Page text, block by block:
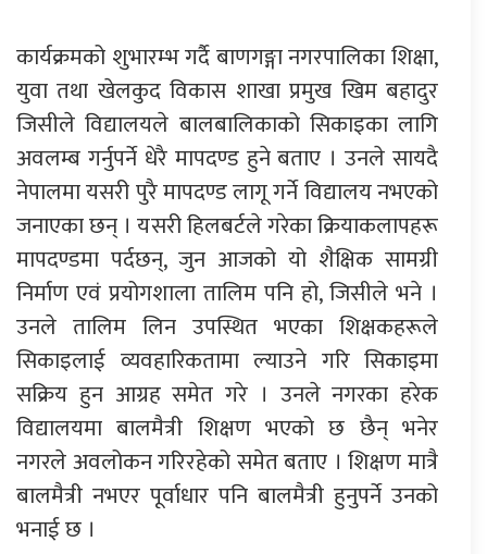
कार्यक्रमको शुभारम्भ गर्दै बाणगङ्गा नगरपालिका शिक्षा,
युवा तथा खेलकुद विकास शाखा प्रमुख खिम बहादुर
जिसीले विद्यालयले बालबालिकाको सिकाइका लागि
अवलम्ब गर्नुपर्ने धेरै मापदण्ड हुने बताए । उनले सायदै
नेपालमा यसरी पुरै मापदण्ड लागू गर्ने विद्यालय नभएको
जनाएका छन् । यसरी हिलबर्टले गरेका क्रियाकलापहरू
मापदण्डमा पर्दछन्, जुन आजको यो शैक्षिक सामग्री
निर्माण एवं प्रयोगशाला तालिम पनि हो, जिसीले भने ।
उनले तालिम लिन उपस्थित भएका शिक्षकहरूले
सिकाइलाई व्यवहारिकतामा ल्याउने गरि सिकाइमा
सक्रिय हुन आग्रह समेत गरे । उनले नगरका हरेक
विद्यालयमा बालमैत्री शिक्षण भएको छ छैन् भनेर
नगरले अवलोकन गरिरहेको समेत बताए । शिक्षण मात्रै
बालमैत्री नभएर पूर्वाधार पनि बालमैत्री हुनुपर्ने उनको
भनाई छ ।